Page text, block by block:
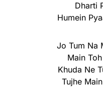
Dharti
Humein
Jo Tum Na
Main
Khuda Ne
Tujhe